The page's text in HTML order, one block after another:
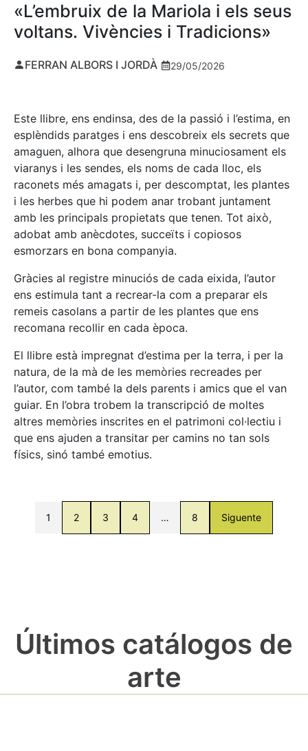
«L’embruix de la Mariola i els seus
voltans. Vivències i Tradicions»
FERRAN ALBORS I JORDÀ 29/05/2026
Este llibre, ens endinsa, des de la passió i l’estima, en
esplèndids paratges i ens descobreix els secrets que
amaguen, alhora que desengruna minuciosament els
viaranys i les sendes, els noms de cada lloc, els
raconets més amagats i, per descomptat, les plantes
i les herbes que hi podem anar trobant juntament
amb les principals propietats que tenen. Tot això,
adobat amb anècdotes, succeïts i copiosos
esmorzars en bona companyia.
Gràcies al registre minuciós de cada eixida, l’autor
ens estimula tant a recrear-la com a preparar els
remeis casolans a partir de les plantes que ens
recomana recollir en cada època.
El llibre està impregnat d’estima per la terra, i per la
natura, de la mà de les memòries recreades per
l’autor, com també la dels parents i amics que el van
guiar. En l’obra trobem la transcripció de moltes
altres memòries inscrites en el patrimoni col·lectiu i
que ens ajuden a transitar per camins no tan sols
físics, sinó també emotius.
1 2 3 4 … 8 Siguente
Últimos catálogos de
arte